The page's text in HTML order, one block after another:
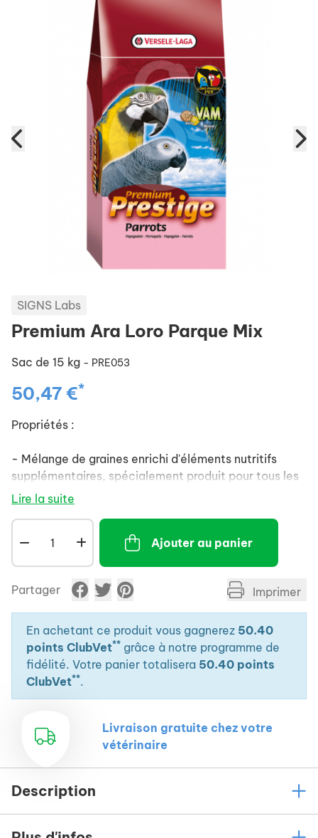
SIGNS Labs
Premium Ara Loro Parque Mix
Sac de 15 kg - PRE053
50,47 €*
Propriétés :
- Mélange de graines enrichi d'éléments nutritifs
supplémentaires, spécialement produit pour tous les
grands aras, et également adapté aux cacatoès
- A haute teneur en graisse, contenant plus de
grosses noix, et enrichi de 8 % de maxi granulés VAM
pour assurer un apport supplémentaire en vitamines,
acides aminés et minéraux.
- Mélange spécifiquement adapté à l'espèce,
composé en collaboration avec l'équipe scientifique
de Loro Parque et est utilisé dans le parc comme
alimentation de base.
Lire la suite
Ajouter au panier
Partager Imprimer
En achetant ce produit vous gagnerez 50.40
points ClubVet** grâce à notre programme de
fidélité. Votre panier totalisera 50.40 points
ClubVet**.
Livraison gratuite chez votre
vétérinaire
Description